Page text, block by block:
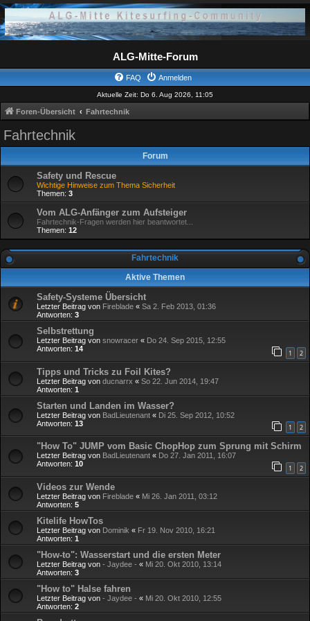
ALG-Mitte-Forum
FAQ Anmelden
Aktuelle Zeit: Do 6. Aug 2026, 11:05
Foren-Übersicht Fahrtechnik
Fahrtechnik
Forum
Safety und Rescue
Wichtige Hinweise zum Thema Sicherheit
Themen: 3
Vom ALG-Anfänger zum Aufsteiger
Fahrtechnik-Fragen werden hier beantwortet...
Themen: 12
Fahrtechnik
Aktive Themen
Safety-Systeme Übersicht
Letzter Beitrag von Fireblade « Sa 2. Feb 2013, 01:36
Antworten: 3
Selbstrettung
Letzter Beitrag von snowracer « Do 24. Sep 2015, 12:55
Antworten: 14 1 2
Tipps und Tricks zu Foil Kites?
Letzter Beitrag von ducnarrx « So 22. Jun 2014, 19:47
Antworten: 1
Starten und Landen im Wasser?
Letzter Beitrag von BadLieutenant « Di 25. Sep 2012, 10:52
Antworten: 13 1 2
"How To" JUMP vom Basic ChopHop zum Sprung mit Schirm
Letzter Beitrag von BadLieutenant « Do 27. Jan 2011, 16:07
Antworten: 10 1 2
Videos zur Wende
Letzter Beitrag von Fireblade « Mi 26. Jan 2011, 03:12
Antworten: 5
Kitelife HowTos
Letzter Beitrag von Dominik « Fr 19. Nov 2010, 16:21
Antworten: 1
"How-to": Wasserstart und die ersten Meter
Letzter Beitrag von - Jaydee - « Mi 20. Okt 2010, 13:14
Antworten: 3
"How to" Halse fahren
Letzter Beitrag von - Jaydee - « Mi 20. Okt 2010, 12:55
Antworten: 2